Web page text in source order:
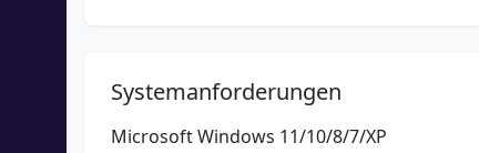
Systemanforderungen
Microsoft Windows 11/10/8/7/XP